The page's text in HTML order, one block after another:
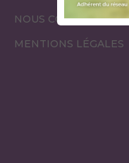
NOUS CONTACTER
MENTIONS LÉGALES